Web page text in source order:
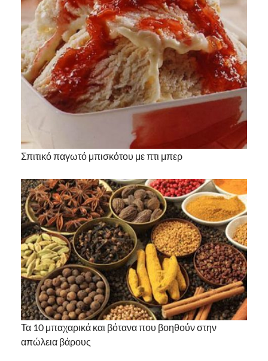
Σπιτικό παγωτό μπισκότου με πτι μπερ
Τα 10 μπαχαρικά και βότανα που βοηθούν στην
απώλεια βάρους